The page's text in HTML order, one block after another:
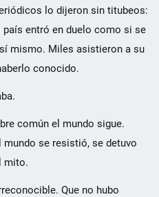
lo dijeron sin titubeos:
país entró en duelo como si se
mismo. Miles asistieron a su
conocido.
común el mundo sigue.
se resistió, se detuvo
mito.
Que no hubo